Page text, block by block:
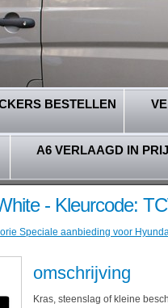
BESTELLEN
A6 VERLAAGD IN
- Kleurcode:
Speciale aanbieding voor
omschrijving
Kras, steenslag of kleine